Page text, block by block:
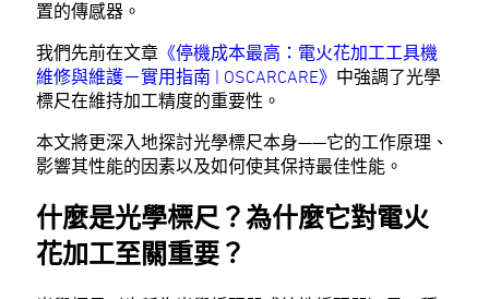
置的傳感器。
我們先前在文章 《停機成本最高：電火花加工工具機
維修與維護－實用指南 | OSCARCARE》 中強調了光學
標尺在維持加工精度的重要性。
本文將更深入地探討光學標尺本身——它的工作原理、
影響其性能的因素以及如何使其保持最佳性能。
什麼是光學標尺？為什麼它對電火
花加工至關重要？